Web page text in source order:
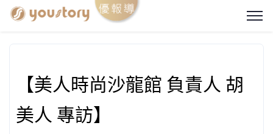
【美人時尚沙龍館 負責人 胡
美人 專訪】